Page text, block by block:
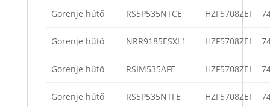
Gorenje hűtő RS5P535NTCE HZF5708ZEI
Gorenje hűtő NRR9185ESXL1 HZF5708ZEI
Gorenje hűtő RSIM535AFE HZF5708ZEI
Gorenje hűtő RS5P535NTFE HZF5708ZEI